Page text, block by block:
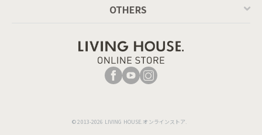
OTHERS
© 2013-2026 LIVING HOUSE.オンラインストア.